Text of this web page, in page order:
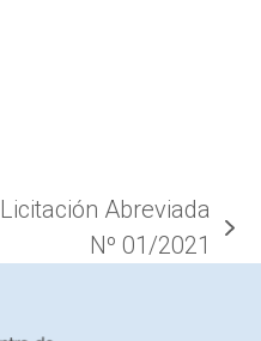
Licitación Abreviada
Nº 01/2021